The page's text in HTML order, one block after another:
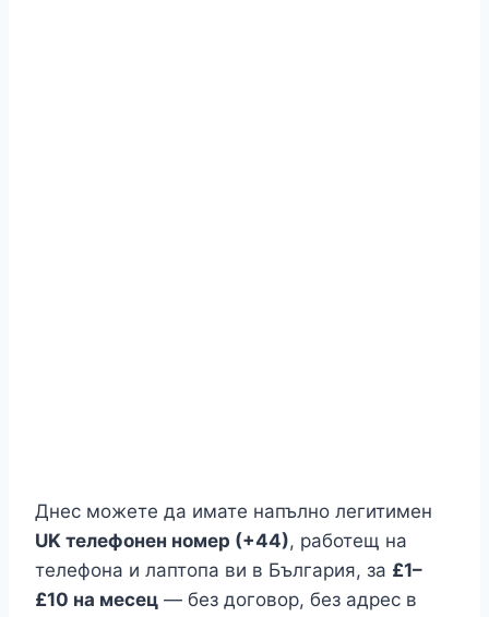
Днес можете да имате напълно легитимен
UK телефонен номер (+44), работещ на
телефона и лаптопа ви в България, за £1–
£10 на месец — без договор, без адрес в